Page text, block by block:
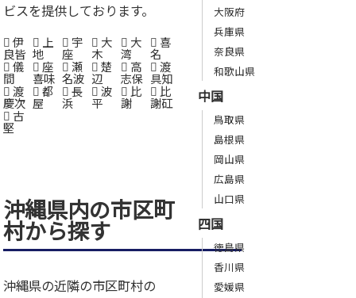
ビスを提供しております。
伊
良皆
上
地
宇
座
大
木
大
湾
喜
名
儀
間
座
喜味
瀬
名波
楚
辺
高
志保
渡
具知
渡
慶次
都
屋
長
浜
波
平
比
謝
比
謝矼
古
堅
沖縄県内の市区町
村から探す
沖縄県の近隣の市区町村の
大阪府
兵庫県
奈良県
和歌山県
中国
鳥取県
島根県
岡山県
広島県
山口県
四国
徳島県
香川県
愛媛県